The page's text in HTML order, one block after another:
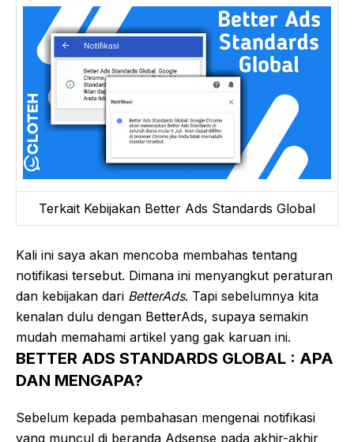
Terkait Kebijakan Better Ads Standards Global
Kali ini saya akan mencoba membahas tentang
notifikasi tersebut. Dimana ini menyangkut peraturan
dan kebijakan dari BetterAds. Tapi sebelumnya kita
kenalan dulu dengan BetterAds, supaya semakin
mudah memahami artikel yang gak karuan ini.
BETTER ADS STANDARDS GLOBAL : APA
DAN MENGAPA?
Sebelum kepada pembahasan mengenai notifikasi
yang muncul di beranda Adsense pada akhir-akhir